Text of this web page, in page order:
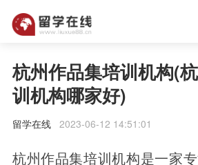
杭州作品集培训机构(
训机构哪家好)
留学在线2023-06-12 14:51:01
杭州作品集培训机构是一家